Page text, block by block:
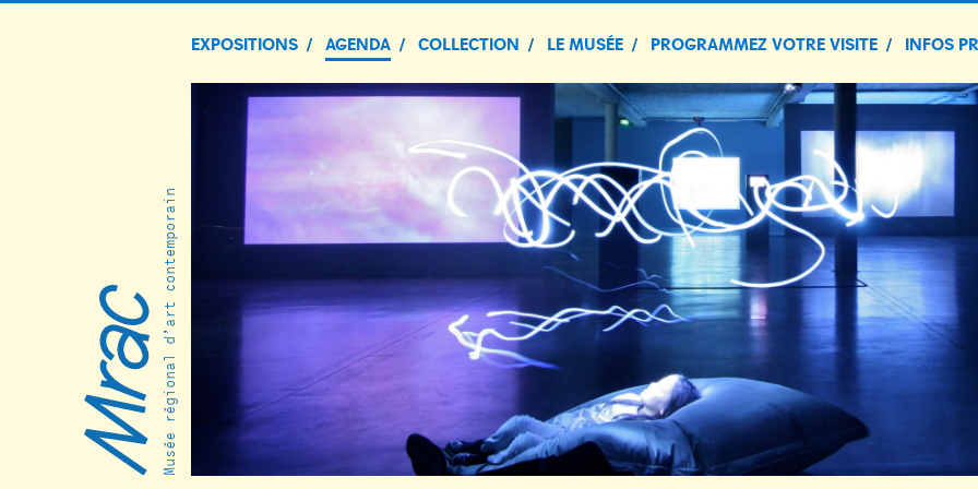
EXPOSITIONS AGENDA COLLECTION LE MUSÉE PROGRAMMEZ VOTRE VISITE INFOS
Musée régional d’art contemporain